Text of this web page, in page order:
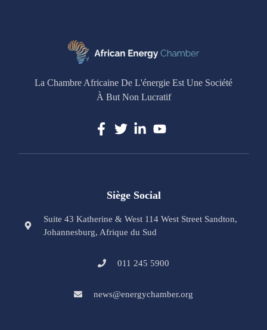
La Chambre Africaine De L'énergie Est Une Société
À But Non Lucratif
Siège Social
Suite 43 Katherine & West 114 West Street Sandton,
Johannesburg, Afrique du Sud
011 245 5900
news@energychamber.org